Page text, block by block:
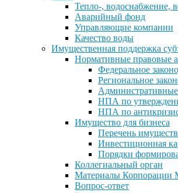
Тепло-, водоснабжение,
Аварийный фонд
Управляющие компании
Качество воды
Имущественная поддержка
Нормативные правовые
Федеральное
Региональное
НПА по
НПА по
Имущество для бизнеса
Перечень
Инвестиционная
Порядки
Коллегиальный орган
Материалы
Вопрос-ответ